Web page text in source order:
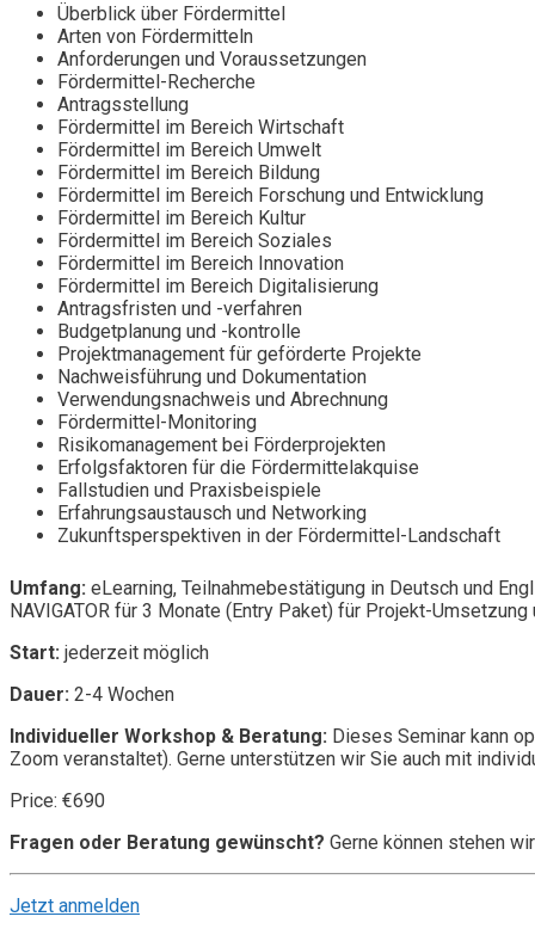
Überblick über Fördermittel
Arten von Fördermitteln
Anforderungen und Voraussetzungen
Fördermittel-Recherche
Antragsstellung
Fördermittel im Bereich Wirtschaft
Fördermittel im Bereich Umwelt
Fördermittel im Bereich Bildung
Fördermittel im Bereich Forschung und Entwicklung
Fördermittel im Bereich Kultur
Fördermittel im Bereich Soziales
Fördermittel im Bereich Innovation
Fördermittel im Bereich Digitalisierung
Antragsfristen und -verfahren
Budgetplanung und -kontrolle
Projektmanagement für geförderte Projekte
Nachweisführung und Dokumentation
Verwendungsnachweis und Abrechnung
Fördermittel-Monitoring
Risikomanagement bei Förderprojekten
Erfolgsfaktoren für die Fördermittelakquise
Fallstudien und Praxisbeispiele
Erfahrungsaustausch und Networking
Zukunftsperspektiven in der Fördermittel-Landschaft
Umfang: eLearning, Teilnahmebestätigung in Deutsch und
NAVIGATOR für 3 Monate (Entry Paket) für Projekt-
Start: jederzeit möglich
Dauer: 2-4 Wochen
Individueller Workshop & Beratung: Dieses Seminar kann
Zoom veranstaltet). Gerne unterstützen wir Sie auch mit
Price: €690
Fragen oder Beratung gewünscht? Gerne können stehen
Jetzt anmelden